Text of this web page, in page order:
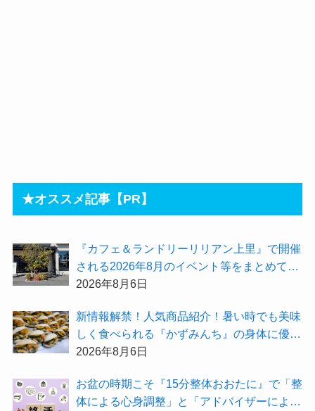
★オススメ記事【PR】
『カフェ＆ランドリーリリアン上里』で開催
される2026年8月のイベント等をまとめてご
紹介！
2026年8月6日
新情報解禁！人気商品紹介！暑い時でも美味
しく食べられる『かずみんち』の身体に優し
い天然酵母手作り減塩パンを召し上がれ♪
2026年8月6日
お盆の時期こそ『15分整体おおたに』で「整
体による心身調整」と「アドバイザーによる